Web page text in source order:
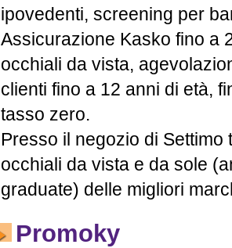
ipovedenti, screening per
Assicurazione Kasko fino a
occhiali da vista,
clienti fino a 12 anni di età,
tasso zero.
Presso il negozio di Settimo
occhiali da vista e da sole
graduate) delle migliori
Promoky